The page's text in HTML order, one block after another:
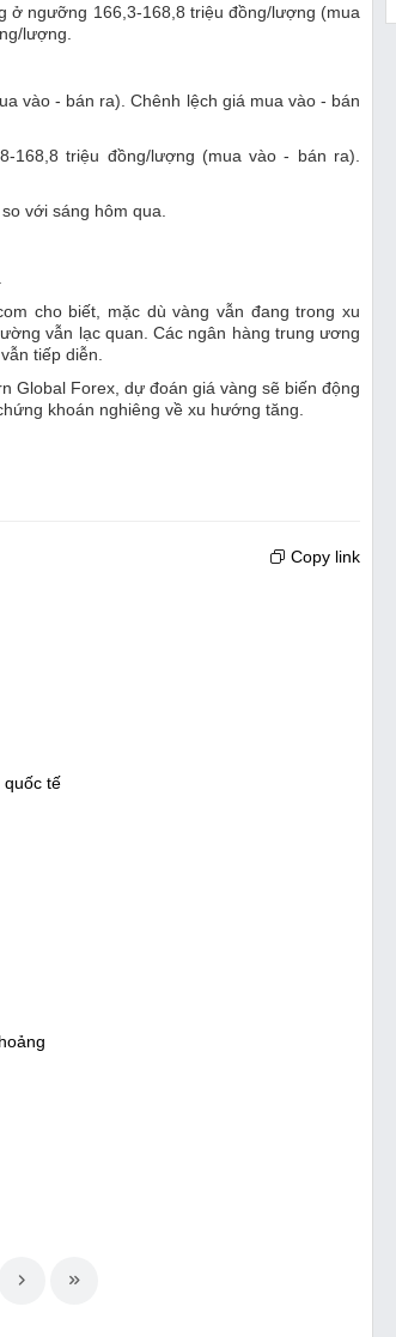
ở ngưỡng 166,3-168,8 triệu đồng/lượng (mua
lượng.
vào - bán ra). Chênh lệch giá mua vào - bán
168,8 triệu đồng/lượng (mua vào - bán ra).
với sáng hôm qua.
cho biết, mặc dù vàng vẫn đang trong xu
vẫn lạc quan. Các ngân hàng trung ương
tiếp diễn.
Global Forex, dự đoán giá vàng sẽ biến động
khoán nghiêng về xu hướng tăng.
Copy link
quốc tế